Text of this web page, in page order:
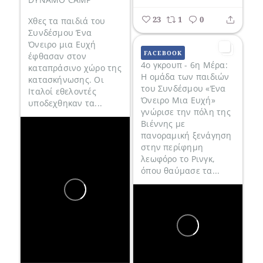
23 1 0
Χθες τα παιδιά του
Συνδέσμου Ένα
Όνειρο μια Ευχή
έφθασαν στον
καταπράσινο χώρο της
κατασκήνωσης. Οι
Ιταλοί εθελοντές
υποδεχθηκαν τα...
4ο γκρουπ - 6η Μέρα:
Η ομάδα των παιδιών
του Συνδέσμου «Ένα
Όνειρο Μια Ευχή»
γνώρισε την πόλη της
Βιέννης με
πανοραμική ξενάγηση
στην περίφημη
λεωφόρο το Ρινγκ,
όπου θαύμασε τα...
FACEBOOK